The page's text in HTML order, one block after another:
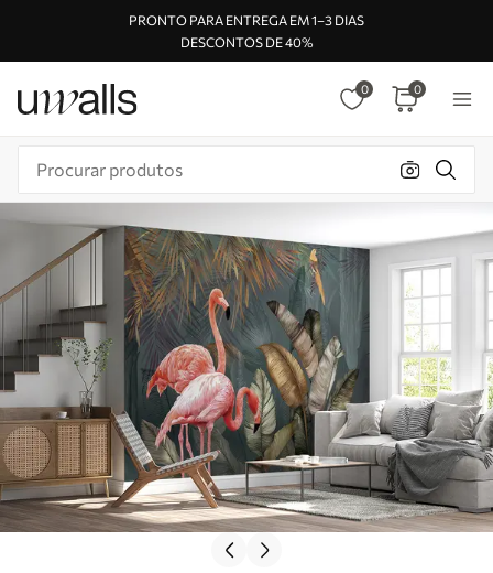
PRONTO PARA ENTREGA EM 1–3 DIAS
DESCONTOS DE 40%
0 0